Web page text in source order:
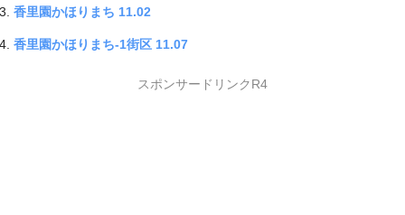
香里園かほりまち 11.02
香里園かほりまち-1街区 11.07
スポンサードリンクR4